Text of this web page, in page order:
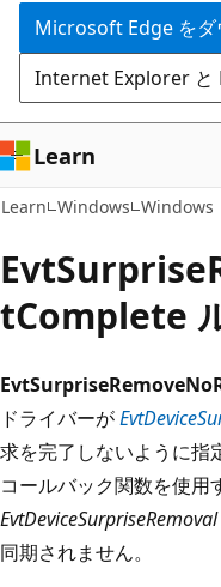
ツ
に
ス
キ
ッ
プ
Microsoft Edge をダ
Internet Explorer と
Learn
Learn Windows Windows
tComplete
ドライバーが
求を完了しないように指
コールバック関数を使用
EvtDeviceSurpriseRemoval
同期されません。